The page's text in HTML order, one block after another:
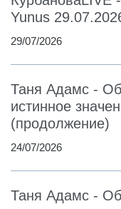
Yunus
29/07/2026
Таня Адамс -
истинное
(продолжение)
24/07/2026
Таня Адамс -